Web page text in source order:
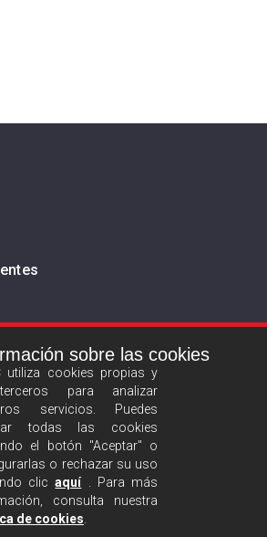
sobre las cookies
utiliza cookies propias y
para analizar
servicios. Puedes
todas las cookies
el botón "Aceptar" o
o rechazar su uso
clicaquí. Para más
consulta nuestra
de cookies